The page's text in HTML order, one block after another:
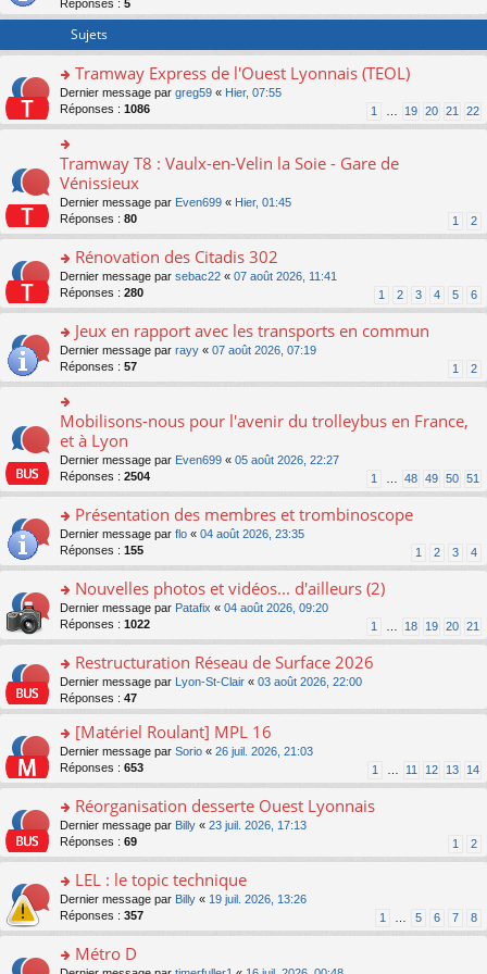
er
s
s
a
g
e
n
o
n
lu
le
pl
u
s
ré
c
nt
Réponses : 5
Sujets
o
n
s
ult
er
le
m
e
s
s
a
g
e
n
lu
le
pl
u
s
ré
c
e
nt
Tramway Express de l'Ouest Lyonnais (TEOL)
Dernier message par greg59 « Hier, 07:55
Réponses : 1086 1 19 20 21 22
o
n
ult
er
le
m
e
s
s
a
g
e
n
o
n
lu
le
pl
u
c
e
nt
Tramway T8 : Vaulx-en-Velin la Soie - Gare de
Vénissieux
Dernier message par Even699 « Hier, 01:45
Réponses : 80 1 2
o
n
s
ult
er
le
m
e
s
s
a
g
e
n
lu
le
pl
u
s
ré
nt
Rénovation des Citadis 302
Dernier message par sebac22 « 07 août 2026, 11:41
Réponses : 280 1 2 3 4 5 6
o
n
s
ult
er
le
m
e
s
s
a
g
e
n
lu
le
pl
u
s
ré
c
nt
Jeux en rapport avec les transports en commun
Dernier message par rayy « 07 août 2026, 07:19
Réponses : 57 1 2
o
n
ult
er
le
m
e
s
s
a
g
e
n
o
n
lu
le
pl
u
s
ré
nt
Mobilisons-nous pour l'avenir du trolleybus en France,
et à Lyon
Dernier message par Even699 « 05 août 2026, 22:27
Réponses : 2504 1 48 49 50 51
o
n
s
ult
er
le
m
e
s
s
a
g
e
n
o
le
pl
u
s
ré
c
e
Présentation des membres et trombinoscope
Dernier message par flo « 04 août 2026, 23:35
Réponses : 155 1 2 3 4
o
n
s
ult
er
le
m
s
s
a
g
e
n
o
le
pl
u
s
ré
c
Nouvelles photos et vidéos... d'ailleurs (2)
Dernier message par Patafix « 04 août 2026, 09:20
Réponses : 1022 1 18 19 20 21
o
n
s
ult
er
le
s
s
a
g
e
n
o
le
Restructuration Réseau de Surface 2026
Dernier message par Lyon-St-Clair « 03 août 2026, 22:00
Réponses : 47
o
n
s
ult
er
le
m
e
s
s
a
g
n
[Matériel Roulant] MPL 16
Dernier message par Sorio « 26 juil. 2026, 21:03
Réponses : 653 1 11 12 13 14
o
n
s
ult
er
le
m
e
s
Réorganisation desserte Ouest Lyonnais
Dernier message par Billy « 23 juil. 2026, 17:13
Réponses : 69 1 2
o
n
s
ult
er
LEL : le topic technique
Dernier message par Billy « 19 juil. 2026, 13:26
Réponses : 357 1 5 6 7 8
Métro D